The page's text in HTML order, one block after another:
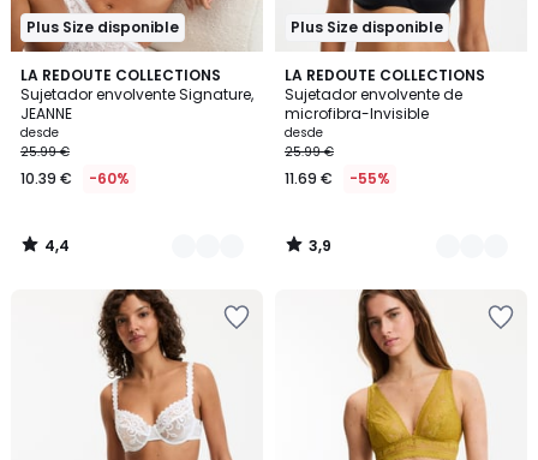
Plus Size disponible
LA REDOUTE COLLECTIONS
Sujetador envolvente Signature,
JEANNE
desde
25.99 €
10.39 € -60%
4,4
/ 5
5
Colores
4,4
/
Plus Size disponible
LA REDOUTE COLLECTIONS
Sujetador envolvente de
microfibra-Invisible
desde
25.99 €
11.69 € -55%
3,9
/ 5
3
Colores
3,9
/